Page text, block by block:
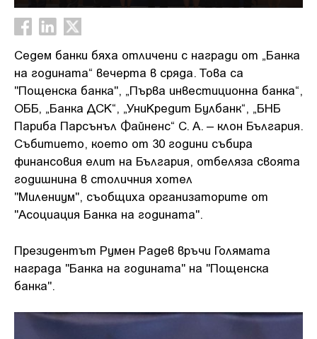
Седем банки бяха отличени с награди от „Банка
на годината“ вечерта в сряда. Това са
"Пощенска банка", „Първа инвестиционна банка“,
ОББ, „Банка ДСК“, „УниКредит Булбанк“, „БНБ
Париба Парсънъл Файненс“ С. А. – клон България.
Събитието, което от 30 години събира
финансовия елит на България, отбеляза своята
годишнина в столичния хотел
"Милениум", съобщиха организаторите от
"Асоциация Банка на годината".
Президентът Румен Радев връчи Голямата
награда "Банка на годината" на "Пощенска
банка".